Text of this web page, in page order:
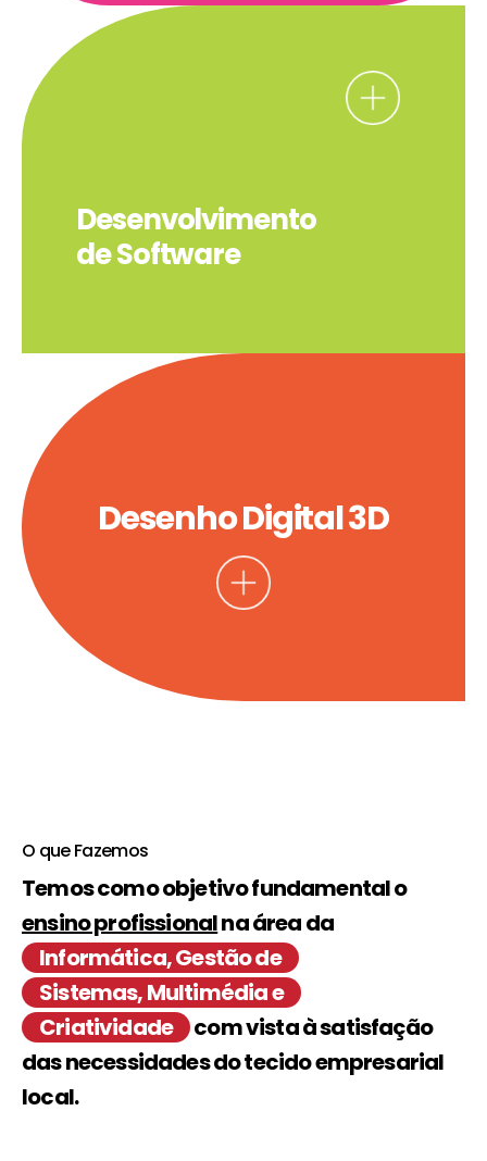
Desenvolvimento
de Software
Desenho Digital 3D
O que Fazemos
Temos como objetivo fundamental o
ensino profissionalna área da
Informática, Gestão de
Sistemas, Multimédia e
Criatividade
com vista à satisfação
das necessidades do tecido empresarial
local.